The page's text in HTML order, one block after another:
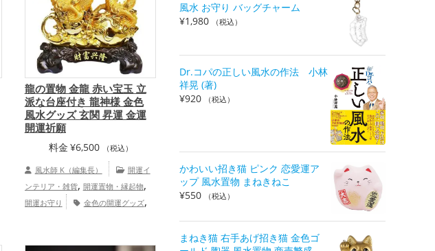
龍の置物 金龍 赤い宝玉 立
派な台座付き 龍神様 金色
風水グッズ 玄関 昇運 金運
開運祈願
料金 ¥6,500 （税込）
風水師 K（編集長）
開運イ
ンテリア・雑貨, 開運置物・縁起物,
開運お守り 金色の開運グッズ,
風水 お守り バッグチャーム
¥1,980 （税込）
Dr.コパの正しい風水の作法 小林
祥晃 (著)
¥920 （税込）
かわいい招き猫 ピンク 恋愛運ア
ップ 風水置物 まねきねこ
¥550 （税込）
まねき猫 右手あげ招き猫 金色ゴ